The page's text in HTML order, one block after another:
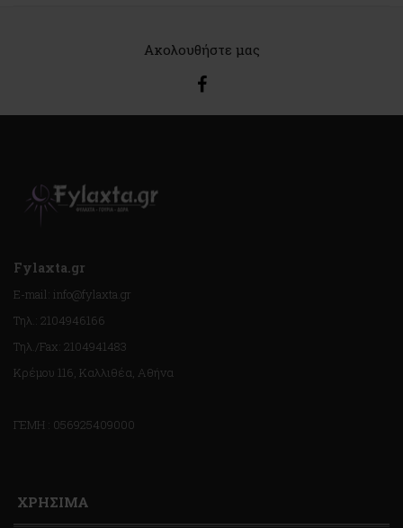
Ακολουθήστε μας
Fylaxta.gr
E-mail: info@fylaxta.gr
Τηλ.: 2104946166
Τηλ./Fax: 2104941483
Κρέμου 116, Καλλιθέα, Αθήνα
ΓΕΜΗ : 056925409000
ΧΡΗΣΙΜΑ